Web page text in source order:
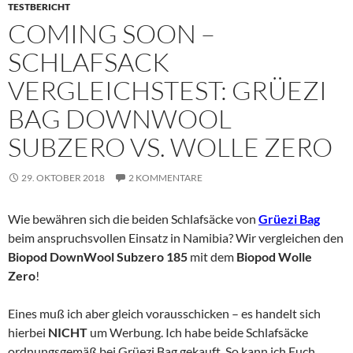
TESTBERICHT
COMING SOON –
SCHLAFSACK
VERGLEICHSTEST: GRÜEZI
BAG DOWNWOOL
SUBZERO VS. WOLLE ZERO
29. OKTOBER 2018 2 KOMMENTARE
Wie bewähren sich die beiden Schlafsäcke von Grüezi Bag
beim anspruchsvollen Einsatz in Namibia? Wir vergleichen den
Biopod DownWool Subzero 185 mit dem Biopod Wolle
Zero!
Eines muß ich aber gleich vorausschicken – es handelt sich
hierbei NICHT um Werbung. Ich habe beide Schlafsäcke